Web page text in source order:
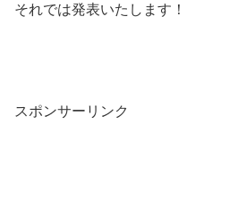
それでは発表いたします！
スポンサーリンク